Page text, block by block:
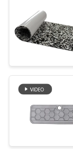
वीडियो
बारे
कारखाना